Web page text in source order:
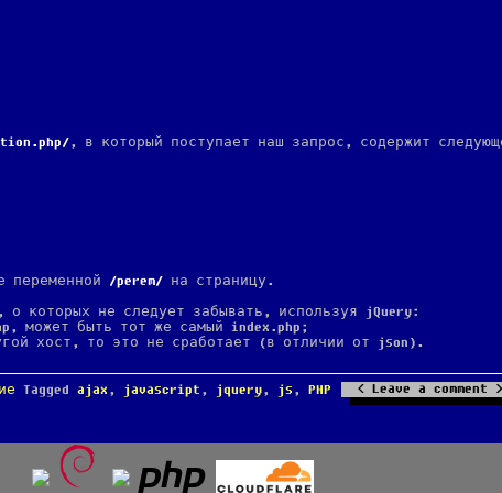
, в который поступает наш запрос, содержит
переменной
perem
на страницу.
о которых не следует забывать, используя jQuery:
может быть тот же самый index.php;
хост, то это не сработает (в отличии от json).
Tagged ajax , javascript , jquery, js , PHP Leave a comment